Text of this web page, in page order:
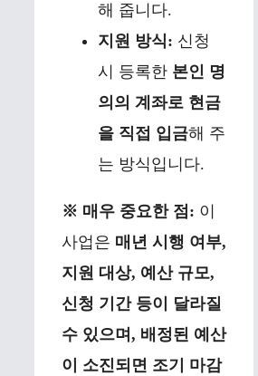
해 줍니다.
지원 방식: 신청
시 등록한 본인 명
의의 계좌로 현금
을 직접 입금해 주
는 방식입니다.
※ 매우 중요한 점: 이
사업은 매년 시행 여부,
지원 대상, 예산 규모,
신청 기간 등이 달라질
수 있으며, 배정된 예산
이 소진되면 조기 마감